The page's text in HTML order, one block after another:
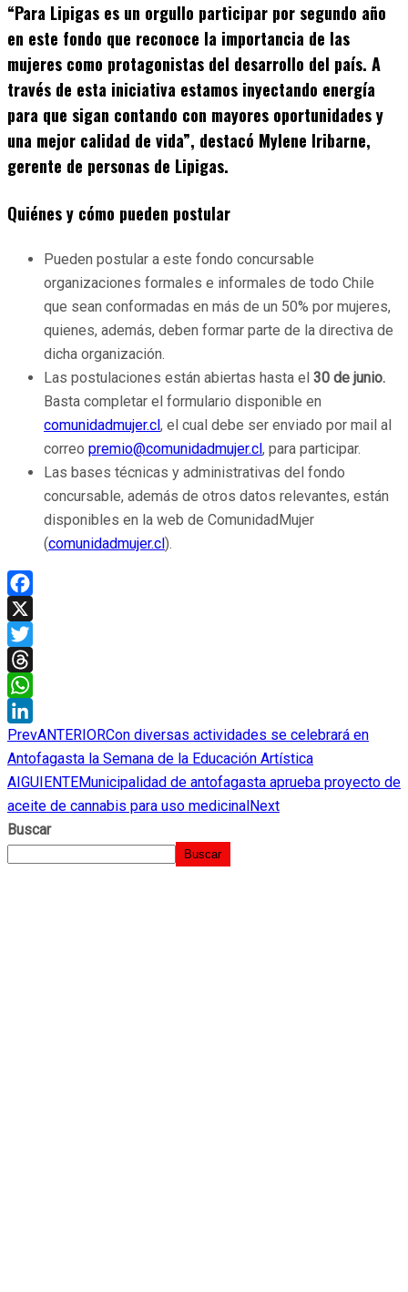
“Para Lipigas es un orgullo participar por segundo año
en este fondo que reconoce la importancia de las
mujeres como protagonistas del desarrollo del país. A
través de esta iniciativa estamos inyectando energía
para que sigan contando con mayores oportunidades y
una mejor calidad de vida”, destacó Mylene Iribarne,
gerente de personas de Lipigas.
Quiénes y cómo pueden postular
Pueden postular a este fondo concursable
organizaciones formales e informales de todo Chile
que sean conformadas en más de un 50% por mujeres,
quienes, además, deben formar parte de la directiva de
dicha organización.
Las postulaciones están abiertas hasta el 30 de junio.
Basta completar el formulario disponible en
comunidadmujer.cl, el cual debe ser enviado por mail al
correo premio@comunidadmujer.cl, para participar.
Las bases técnicas y administrativas del fondo
concursable, además de otros datos relevantes, están
disponibles en la web de ComunidadMujer
(comunidadmujer.cl).
Facebook
X
Twitter
Threads
WhatsApp
LinkedIn
PrevANTERIORCon diversas actividades se celebrará en
Antofagasta la Semana de la Educación Artística
AIGUIENTEMunicipalidad de antofagasta aprueba proyecto de
aceite de cannabis para uso medicinalNext
Buscar
Buscar